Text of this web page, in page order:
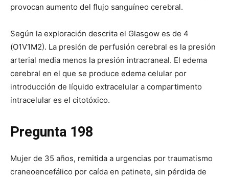
provocan aumento del flujo sanguíneo cerebral.
Según la exploración descrita el Glasgow es de 4
(O1V1M2). La presión de perfusión cerebral es la presión
arterial media menos la presión intracraneal. El edema
cerebral en el que se produce edema celular por
introducción de líquido extracelular a compartimento
intracelular es el citotóxico.
Pregunta 198
Mujer de 35 años, remitida a urgencias por traumatismo
craneoencefálico por caída en patinete, sin pérdida de